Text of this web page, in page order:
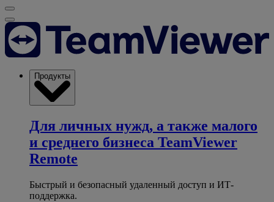
Продукты
Для личных нужд, а также малого
и среднего бизнеса TeamViewer
Remote
Быстрый и безопасный удаленный доступ и ИТ-
поддержка.